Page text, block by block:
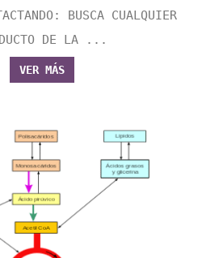
BUSCA CUALQUIER
DE LA ...
VER MÁS